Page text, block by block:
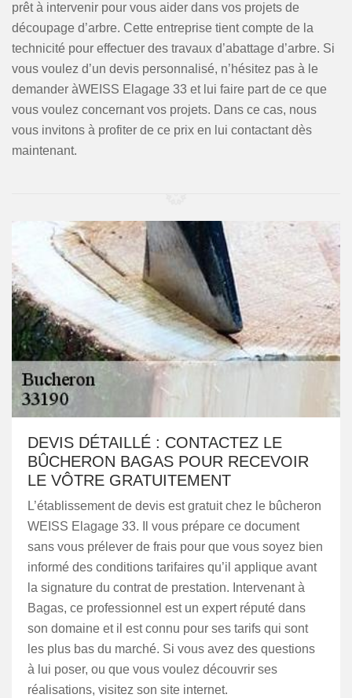
prêt à intervenir pour vous aider dans vos projets de
découpage d’arbre. Cette entreprise tient compte de la
technicité pour effectuer des travaux d’abattage d’arbre. Si
vous voulez d’un devis personnalisé, n’hésitez pas à le
demander àWEISS Elagage 33 et lui faire part de ce que
vous voulez concernant vos projets. Dans ce cas, nous
vous invitons à profiter de ce prix en lui contactant dès
maintenant.
DEVIS DÉTAILLÉ : CONTACTEZ LE
BÛCHERON BAGAS POUR RECEVOIR
LE VÔTRE GRATUITEMENT
L’établissement de devis est gratuit chez le bûcheron
WEISS Elagage 33. Il vous prépare ce document
sans vous prélever de frais pour que vous soyez bien
informé des conditions tarifaires qu’il applique avant
la signature du contrat de prestation. Intervenant à
Bagas, ce professionnel est un expert réputé dans
son domaine et il est connu pour ses tarifs qui sont
les plus bas du marché. Si vous avez des questions
à lui poser, ou que vous voulez découvrir ses
réalisations, visitez son site internet.